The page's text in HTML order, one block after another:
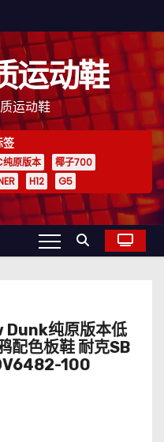
运动鞋
运动鞋
签
纯原版本
椰子700
H12 G5
Dunk纯原版本低
配色板鞋 耐克SB
100